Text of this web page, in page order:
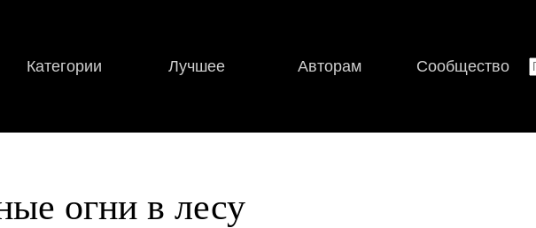
Категории Лучшее Авторам Сообщество
огни в лесу